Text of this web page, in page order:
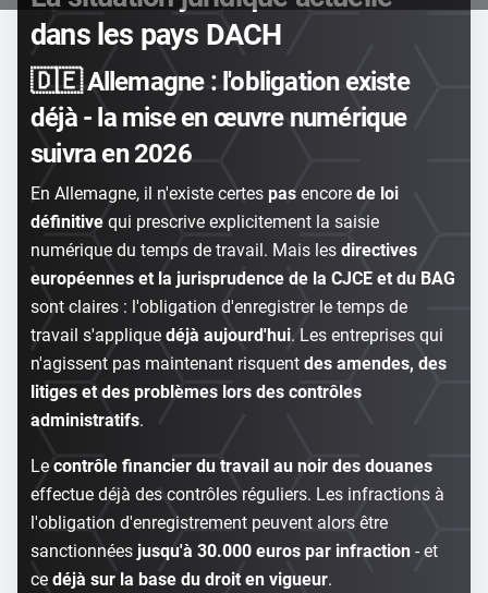
dans les pays DACH
🇩🇪 Allemagne : l'obligation existe
déjà - la mise en œuvre numérique
suivra en 2026
En Allemagne, il n'existe certes pas encore de loi
définitive qui prescrive explicitement la saisie
numérique du temps de travail. Mais les directives
européennes et la jurisprudence de la CJCE et du BAG
sont claires : l'obligation d'enregistrer le temps de
travail s'applique déjà aujourd'hui. Les entreprises qui
n'agissent pas maintenant risquent des amendes, des
litiges et des problèmes lors des contrôles
administratifs.
Le contrôle financier du travail au noir des douanes
effectue déjà des contrôles réguliers. Les infractions à
l'obligation d'enregistrement peuvent alors être
sanctionnées jusqu'à 30.000 euros par infraction - et
ce déjà sur la base du droit en vigueur.